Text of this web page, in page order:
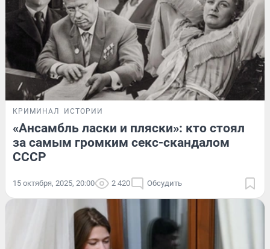
КРИМИНАЛ ИСТОРИИ
«Ансамбль ласки и пляски»: кто стоял
за самым громким секс-скандалом
СССР
15 октября, 2025, 20:00 2 420 Обсудить